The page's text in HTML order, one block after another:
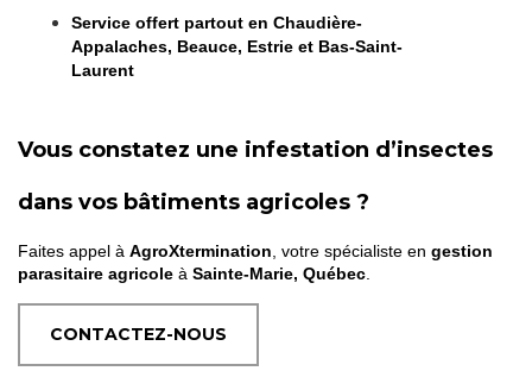
Service offert partout en Chaudière-
Appalaches, Beauce, Estrie et Bas-Saint-
Laurent
Vous constatez une infestation d’insectes
dans vos bâtiments agricoles ?
Faites appel à AgroXtermination , votre spécialiste en gestion
parasitaire agricole à Sainte-Marie, Québec
CONTACTEZ-NOUS